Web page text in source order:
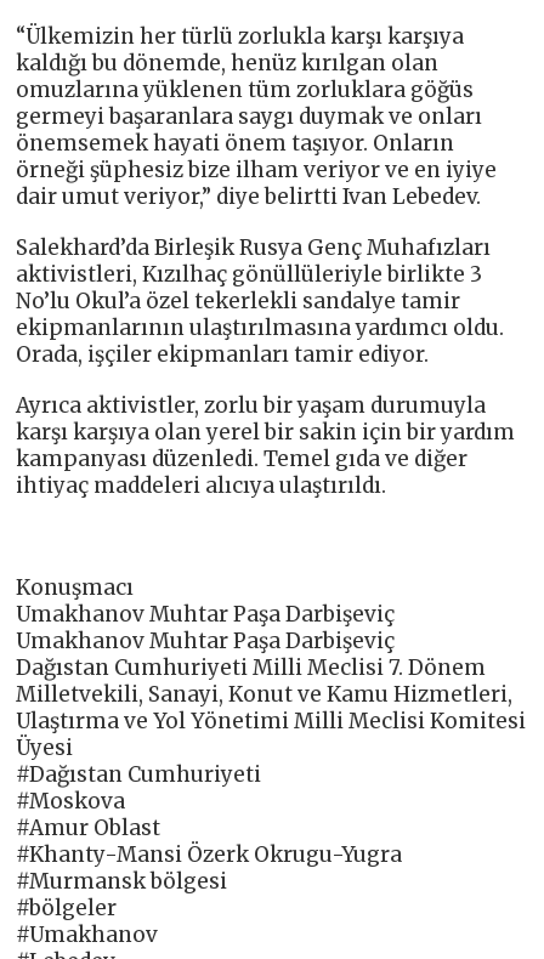
“Ülkemizin her türlü zorlukla karşı karşıya
kaldığı bu dönemde, henüz kırılgan olan
omuzlarına yüklenen tüm zorluklara göğüs
germeyi başaranlara saygı duymak ve onları
önemsemek hayati önem taşıyor. Onların
örneği şüphesiz bize ilham veriyor ve en iyiye
dair umut veriyor,” diye belirtti Ivan Lebedev.
Salekhard’da Birleşik Rusya Genç Muhafızları
aktivistleri, Kızılhaç gönüllüleriyle birlikte 3
No’lu Okul’a özel tekerlekli sandalye tamir
ekipmanlarının ulaştırılmasına yardımcı oldu.
Orada, işçiler ekipmanları tamir ediyor.
Ayrıca aktivistler, zorlu bir yaşam durumuyla
karşı karşıya olan yerel bir sakin için bir yardım
kampanyası düzenledi. Temel gıda ve diğer
ihtiyaç maddeleri alıcıya ulaştırıldı.
Konuşmacı
Umakhanov Muhtar Paşa Darbişeviç
Umakhanov Muhtar Paşa Darbişeviç
Dağıstan Cumhuriyeti Milli Meclisi 7. Dönem
Milletvekili, Sanayi, Konut ve Kamu Hizmetleri,
Ulaştırma ve Yol Yönetimi Milli Meclisi Komitesi
Üyesi
#Dağıstan Cumhuriyeti
#Moskova
#Amur Oblast
#Khanty-Mansi Özerk Okrugu-Yugra
#Murmansk bölgesi
#bölgeler
#Umakhanov